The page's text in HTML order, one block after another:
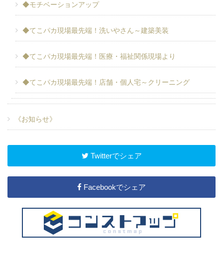
◆モチベーションアップ
◆てこパカ現場最先端！洗いやさん～建築美装
◆てこパカ現場最先端！医療・福祉関係現場より
◆てこパカ現場最先端！店舗・個人宅～クリーニング
《お知らせ》
Twitterでシェア
Facebookでシェア